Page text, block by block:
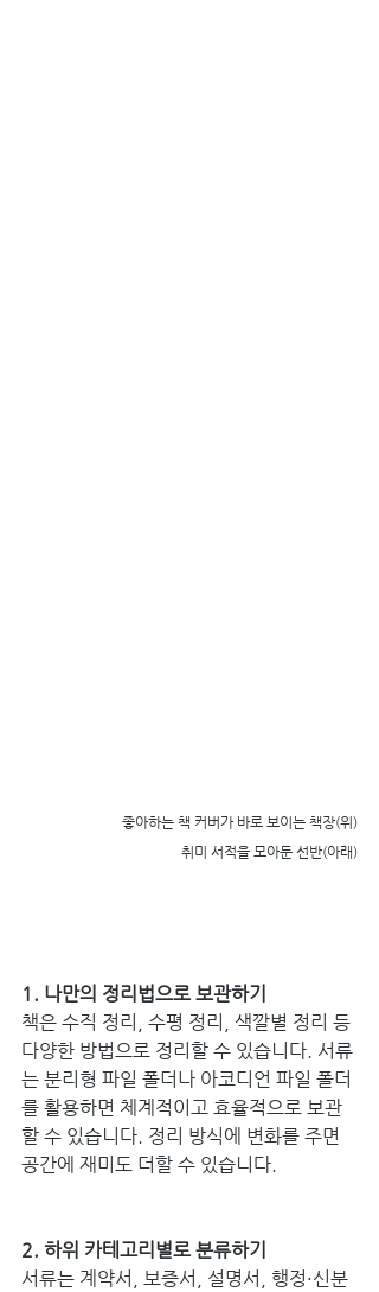
좋아하는 책 커버가 바로 보이는 책장(위)
취미 서적을 모아둔 선반(아래)
1. 나만의 정리법으로 보관하기
책은 수직 정리, 수평 정리, 색깔별 정리 등
다양한 방법으로 정리할 수 있습니다. 서류
는 분리형 파일 폴더나 아코디언 파일 폴더
를 활용하면 체계적이고 효율적으로 보관
할 수 있습니다. 정리 방식에 변화를 주면
공간에 재미도 더할 수 있습니다.
2. 하위 카테고리별로 분류하기
서류는 계약서, 보증서, 설명서, 행정·신분